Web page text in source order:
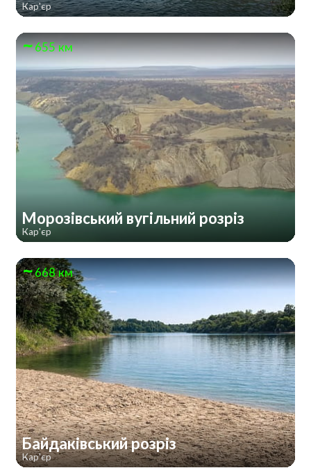
Кар'єр
655 км
Морозівський вугільний розріз
Кар'єр
668 км
Байдаківський розріз
Кар'єр